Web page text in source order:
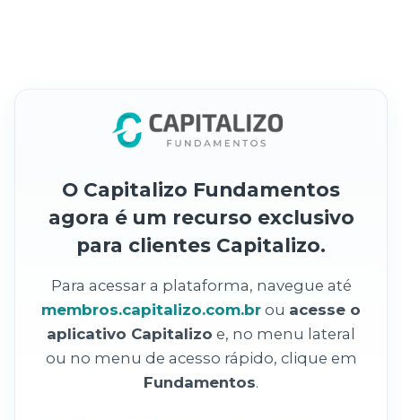
O Capitalizo Fundamentos
agora é um recurso exclusivo
para clientes Capitalizo.
Para acessar a plataforma, navegue até
membros.capitalizo.com.br ou acesse o
aplicativo Capitalizo e, no menu lateral
ou no menu de acesso rápido, clique em
Fundamentos.